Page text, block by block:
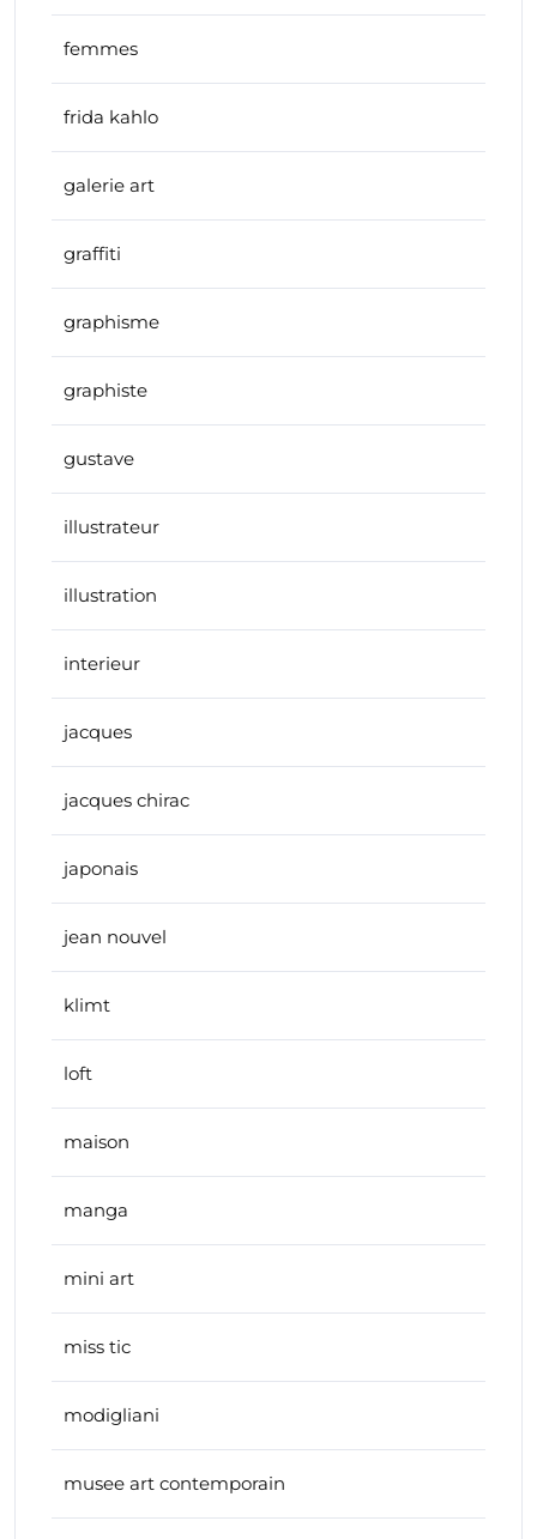
femmes
frida kahlo
galerie art
graffiti
graphisme
graphiste
gustave
illustrateur
illustration
interieur
jacques
jacques chirac
japonais
jean nouvel
klimt
loft
maison
manga
mini art
miss tic
modigliani
musee art contemporain